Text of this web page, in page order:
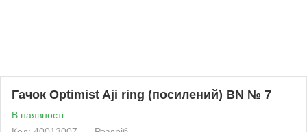
Гачок Optimist Aji ring (посилений) BN № 7
В наявності